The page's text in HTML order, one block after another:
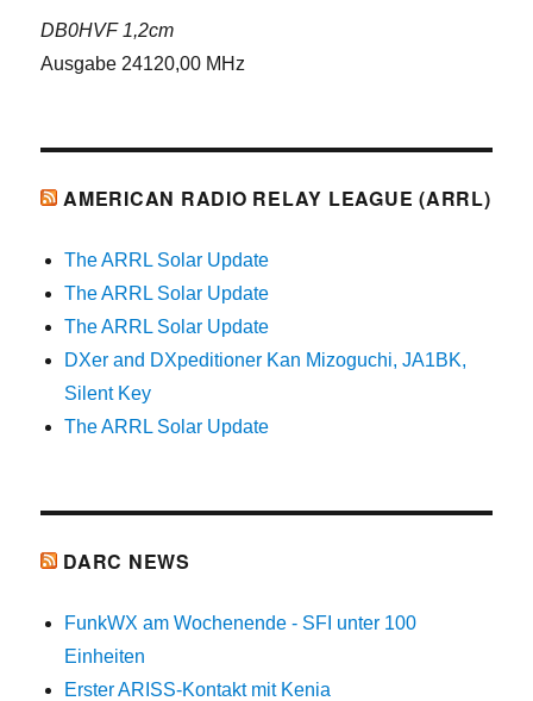
DB0HVF 1,2cm
Ausgabe 24120,00 MHz
AMERICAN RADIO RELAY LEAGUE (ARRL)
The ARRL Solar Update
The ARRL Solar Update
The ARRL Solar Update
DXer and DXpeditioner Kan Mizoguchi, JA1BK,
Silent Key
The ARRL Solar Update
DARC NEWS
FunkWX am Wochenende - SFI unter 100
Einheiten
Erster ARISS-Kontakt mit Kenia